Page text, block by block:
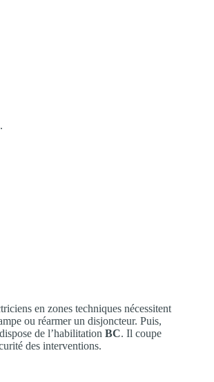
en zones techniques nécessitent
ou réarmer un disjoncteur. Puis,
dispose de l’habilitation BC. Il coupe
des interventions.